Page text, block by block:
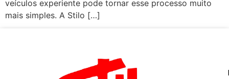
veículos experiente pode tornar esse processo muito
mais simples. A Stilo […]